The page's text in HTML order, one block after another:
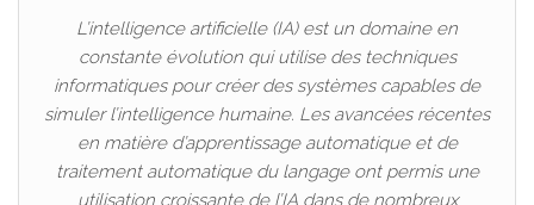
L’intelligence artificielle (IA) est un domaine en
constante évolution qui utilise des techniques
informatiques pour créer des systèmes capables de
simuler l’intelligence humaine. Les avancées récentes
en matière d’apprentissage automatique et de
traitement automatique du langage ont permis une
utilisation croissante de l’IA dans de nombreux